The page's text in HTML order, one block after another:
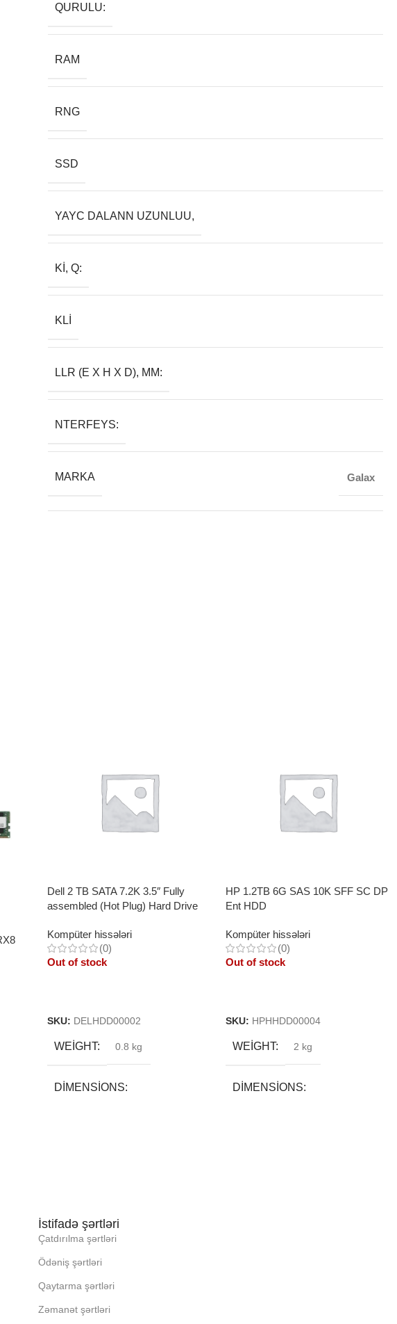
QURULU:
RAM
RNG
SSD
YAYC DALANN UZUNLUU,
KI, Q:
KLI
LLR (E X H X D), MM:
NTERFEYS:
MARKA Galax
Dell 2 TB SATA 7.2K 3.5″ Fully
assembled (Hot Plug) Hard Drive
Kompüter hissələri
(0)
Out of stock
SKU: DELHDD00002
WEIGHT 0.8 kg
DIMENSIONS
EKRAN
KORPUSUN RNGI:
HP 1.2TB 6G SAS 10K SFF SC DP
Ent HDD
Kompüter hissələri
(0)
Out of stock
SKU: HPHHDD00004
WEIGHT 2 kg
DIMENSIONS
İstifadə şərtləri
Çatdırılma şərtləri
Ödəniş şərtləri
Qaytarma şərtləri
Zəmanət şərtləri